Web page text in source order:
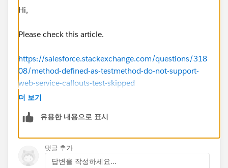
        Test.stopTest();
    }
Hi,
Please check this article.
https://salesforce.stackexchange.com/questions/318
08/method-defined-as-testmethod-do-not-support-
web-service-callouts-test-skipped
더 보기
유용한 내용으로 표시
댓글 추가
답변을 작성하세요...